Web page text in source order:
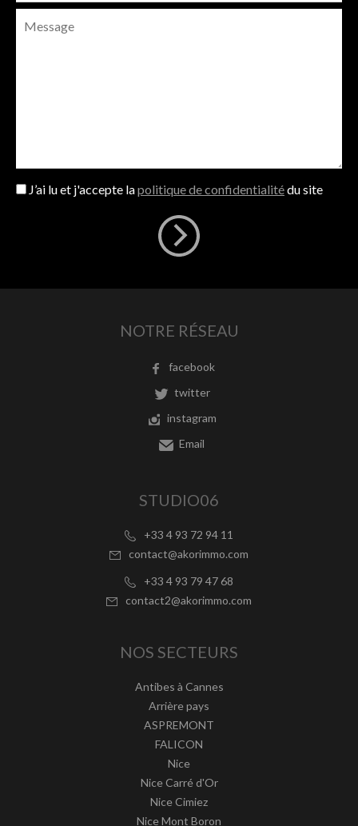
J’ai lu et j'accepte lapolitique de confidentialitédu site
NOTRE RÉSEAU
facebook
twitter
instagram
Email
STUDIO06
+33 4 93 72 94 11
contact@akorimmo.com
+33 4 93 79 47 68
contact2@akorimmo.com
NOS SECTEURS
Antibes à Cannes
Arrière pays
ASPREMONT
FALICON
Nice
Nice Carré d'Or
Nice Cimiez
Nice Mont Boron